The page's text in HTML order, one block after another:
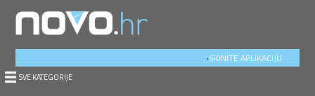
SKINITE APLIKACIJU
.
SVE KATEGORIJE